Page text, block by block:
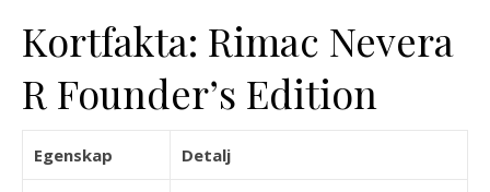
Kortfakta: Rimac Nevera
R Founder’s Edition
Egenskap Detalj